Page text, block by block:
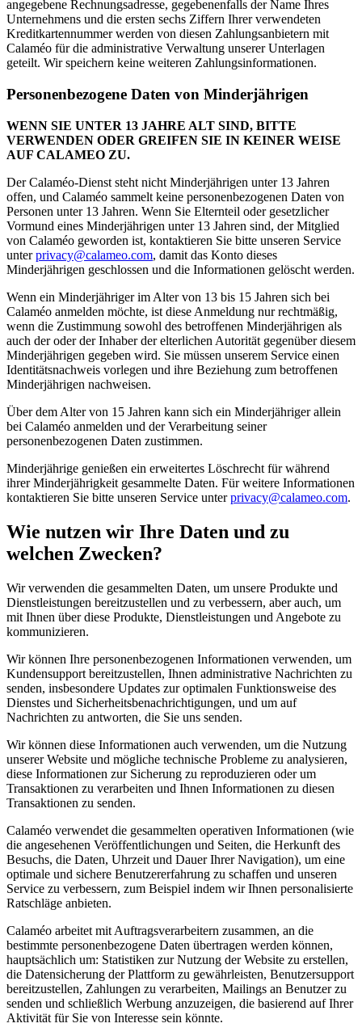
angegebene Rechnungsadresse, gegebenenfalls der Name Ihres
Unternehmens und die ersten sechs Ziffern Ihrer verwendeten
Kreditkartennummer werden von diesen Zahlungsanbietern mit
Calaméo für die administrative Verwaltung unserer Unterlagen
geteilt. Wir speichern keine weiteren Zahlungsinformationen.
Personenbezogene Daten von Minderjährigen
WENN SIE UNTER 13 JAHRE ALT SIND, BITTE
VERWENDEN ODER GREIFEN SIE IN KEINER WEISE
AUF CALAMEO ZU.
Der Calaméo-Dienst steht nicht Minderjährigen unter 13 Jahren
offen, und Calaméo sammelt keine personenbezogenen Daten von
Personen unter 13 Jahren. Wenn Sie Elternteil oder gesetzlicher
Vormund eines Minderjährigen unter 13 Jahren sind, der Mitglied
von Calaméo geworden ist, kontaktieren Sie bitte unseren Service
unterprivacy@calameo.com, damit das Konto dieses
Minderjährigen geschlossen und die Informationen gelöscht werden.
Wenn ein Minderjähriger im Alter von 13 bis 15 Jahren sich bei
Calaméo anmelden möchte, ist diese Anmeldung nur rechtmäßig,
wenn die Zustimmung sowohl des betroffenen Minderjährigen als
auch der oder der Inhaber der elterlichen Autorität gegenüber diesem
Minderjährigen gegeben wird. Sie müssen unserem Service einen
Identitätsnachweis vorlegen und ihre Beziehung zum betroffenen
Minderjährigen nachweisen.
Über dem Alter von 15 Jahren kann sich ein Minderjähriger allein
bei Calaméo anmelden und der Verarbeitung seiner
personenbezogenen Daten zustimmen.
Minderjährige genießen ein erweitertes Löschrecht für während
ihrer Minderjährigkeit gesammelte Daten. Für weitere Informationen
kontaktieren Sie bitte unseren Service unterprivacy@calameo.com.
Wie nutzen wir Ihre Daten und zu
welchen Zwecken?
Wir verwenden die gesammelten Daten, um unsere Produkte und
Dienstleistungen bereitzustellen und zu verbessern, aber auch, um
mit Ihnen über diese Produkte, Dienstleistungen und Angebote zu
kommunizieren.
Wir können Ihre personenbezogenen Informationen verwenden, um
Kundensupport bereitzustellen, Ihnen administrative Nachrichten zu
senden, insbesondere Updates zur optimalen Funktionsweise des
Dienstes und Sicherheitsbenachrichtigungen, und um auf
Nachrichten zu antworten, die Sie uns senden.
Wir können diese Informationen auch verwenden, um die Nutzung
unserer Website und mögliche technische Probleme zu analysieren,
diese Informationen zur Sicherung zu reproduzieren oder um
Transaktionen zu verarbeiten und Ihnen Informationen zu diesen
Transaktionen zu senden.
Calaméo verwendet die gesammelten operativen Informationen (wie
die angesehenen Veröffentlichungen und Seiten, die Herkunft des
Besuchs, die Daten, Uhrzeit und Dauer Ihrer Navigation), um eine
optimale und sichere Benutzererfahrung zu schaffen und unseren
Service zu verbessern, zum Beispiel indem wir Ihnen personalisierte
Ratschläge anbieten.
Calaméo arbeitet mit Auftragsverarbeitern zusammen, an die
bestimmte personenbezogene Daten übertragen werden können,
hauptsächlich um: Statistiken zur Nutzung der Website zu erstellen,
die Datensicherung der Plattform zu gewährleisten, Benutzersupport
bereitzustellen, Zahlungen zu verarbeiten, Mailings an Benutzer zu
senden und schließlich Werbung anzuzeigen, die basierend auf Ihrer
Aktivität für Sie von Interesse sein könnte.